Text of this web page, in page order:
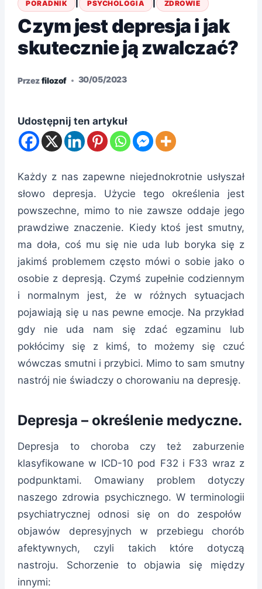
PORADNIK | PSYCHOLOGIA ZDROWIE
Czym jest depresja i jak
skutecznie ją zwalczać?
Przezfilozof 30/05/2023
Udostępnij ten artykuł
Każdy z nas zapewne niejednokrotnie usłyszał
słowo depresja. Użycie tego określenia jest
powszechne, mimo to nie zawsze oddaje jego
prawdziwe znaczenie. Kiedy ktoś jest smutny,
ma doła, coś mu się nie uda lub boryka się z
jakimś problemem często mówi o sobie jako o
osobie z depresją. Czymś zupełnie codziennym
i normalnym jest, że w różnych sytuacjach
pojawiają się u nas pewne emocje. Na przykład
gdy nie uda nam się zdać egzaminu lub
pokłócimy się z kimś, to możemy się czuć
wówczas smutni i przybici. Mimo to sam smutny
nastrój nie świadczy o chorowaniu na depresję.
Depresja – określenie medyczne.
Depresja to choroba czy też zaburzenie
klasyfikowane w ICD-10 pod F32 i F33 wraz z
podpunktami. Omawiany problem dotyczy
naszego zdrowia psychicznego. W terminologii
psychiatrycznej odnosi się on do zespołów
objawów depresyjnych w przebiegu chorób
afektywnych, czyli takich które dotyczą
nastroju. Schorzenie to objawia się między
innymi: